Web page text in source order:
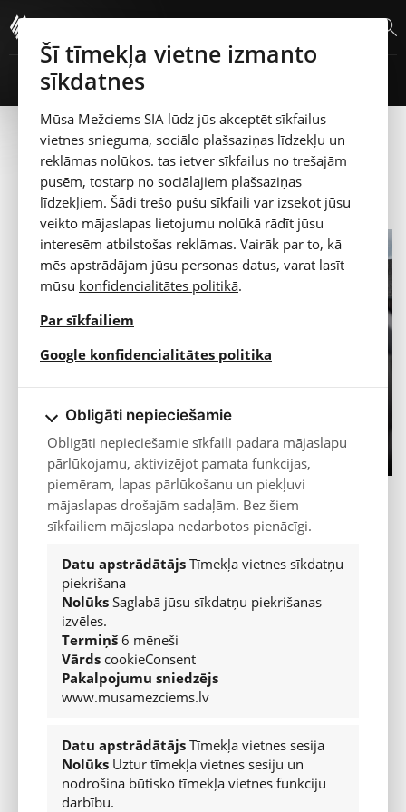
Šī tīmekļa vietne izmanto
sīkdatnes
Mūsa Mežciems SIA lūdz jūs akceptēt sīkfailus
vietnes snieguma, sociālo plašsaziņas līdzekļu un
reklāmas nolūkos. tas ietver sīkfailus no trešajām
pusēm, tostarp no sociālajiem plašsaziņas
līdzekļiem. Šādi trešo pušu sīkfaili var izsekot jūsu
veikto mājaslapas lietojumu nolūkā rādīt jūsu
interesēm atbilstošas reklāmas. Vairāk par to, kā
mēs apstrādājam jūsu personas datus, varat lasīt
mūsu konfidencialitātes politikā.
Par sīkfailiem
Google konfidencialitātes politika opens in a new tab
Obligāti nepieciešamie
Obligāti nepieciešamie sīkfaili padara mājaslapu
pārlūkojamu, aktivizējot pamata funkcijas,
piemēram, lapas pārlūkošanu un piekļuvi
mājaslapas drošajām sadaļām. Bez šiem
sīkfailiem mājaslapa nedarbotos pienācīgi.
Datu apstrādātājsTīmekļa vietnes sīkdatņu
piekrišana
NolūksSaglabā jūsu sīkdatņu piekrišanas
izvēles.
Termiņš6 mēneši
Vārds cookieConsent
Pakalpojumu sniedzējs
www.musamezciems.lv
Datu apstrādātājsTīmekļa vietnes sesija
Nolūks Uztur tīmekļa vietnes sesiju un
nodrošina būtisko tīmekļa vietnes funkciju
darbību.
JAUNIE AUTO LIETOTIE AUTO
ZIŅAS UN NOTIKUMI
Automašīnas iegāde ārzemēs – vai vienkārši lēts pirkums, vai
tomēr nopietns projekts?
Citroën jaunais konceptauto: sešvietīga dzīvojamā istaba uz
riteņiem
Ziema nav aiz kalniem
Hyundai SANTA FE modeļi plūc divkāršus laurus 2025. gada
What Car? elektroauto balvu ceremonijā
Skatīt vairāk...
JAUNIE AUTO
Izvēlies marku
LIETOTIE AUTO
SERVISS
Apkope
Kontakti
Virsbūvju remonts
Peugeot
Hyundai
Pievienots 21.01.2026
Automašīnas iegāde ārzemēs – vai
vienkārši lēts pirkums, vai tomēr
nopietns projekts?
Automašīnas iegāde ārzemēs – vai
vienkārši lēts pirkums, vai tomēr
nopietns projekts?
Daudzi latvieši, kas plāno iegādāties
automašīnu, apsver arī automašīnas
iegādi no ārzemēm. Pirms pirkuma
veikšanas ir vērts rūpīgi izpētīt
transportlīdzekļa priekšvēsturi un
dokumentus, kā arī faktisko
transportlīdzekļa stāvokli.
kādām kļūdām izvairīties?
Vispirms jāpārbauda transportlīdzeklim pievienotā